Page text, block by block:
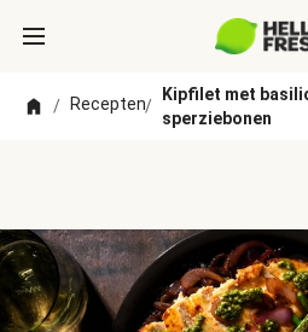
/ Recepten/
Kipfilet met
sperziebonen